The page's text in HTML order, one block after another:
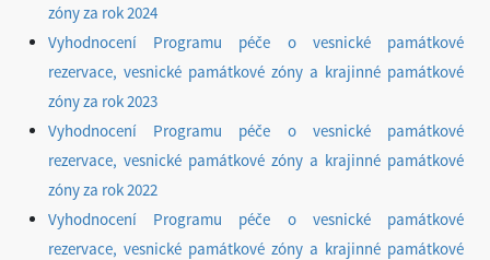
zóny za rok 2024
Vyhodnocení Programu péče o vesnické památkové
rezervace, vesnické památkové zóny a krajinné památkové
zóny za rok 2023
Vyhodnocení Programu péče o vesnické památkové
rezervace, vesnické památkové zóny a krajinné památkové
zóny za rok 2022
Vyhodnocení Programu péče o vesnické památkové
rezervace, vesnické památkové zóny a krajinné památkové